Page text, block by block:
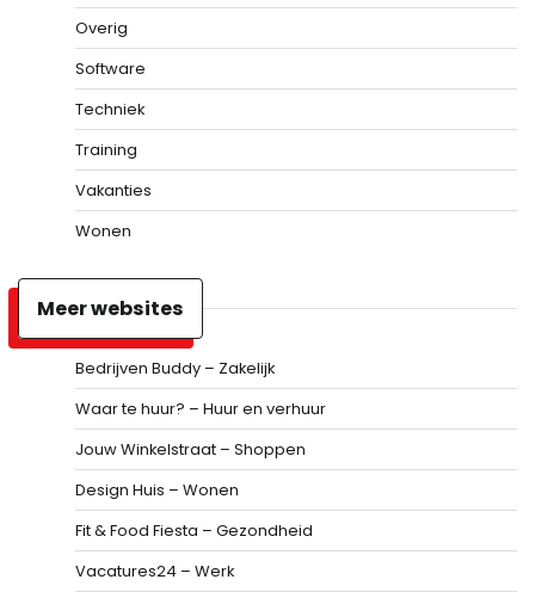
Overig
Software
Techniek
Training
Vakanties
Wonen
Meer websites
Bedrijven Buddy – Zakelijk
Waar te huur? – Huur en verhuur
Jouw Winkelstraat – Shoppen
Design Huis – Wonen
Fit & Food Fiesta – Gezondheid
Vacatures24 – Werk